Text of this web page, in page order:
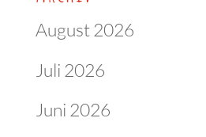
August 2026
Juli 2026
Juni 2026